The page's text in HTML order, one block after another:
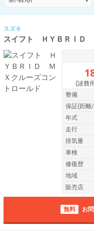
スズキ
スイフト ＨＹＢＲＩＤ
(諸費
整備
保証(距離
年式
走行
排気量
車検
修復歴
地域
販売店
無料 お